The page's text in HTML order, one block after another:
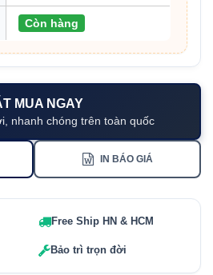
Còn hàng
MUA NGAY
nhanh chóng trên toàn quốc
IN BÁO GIÁ
Free Ship HN & HCM
Bảo trì trọn đời